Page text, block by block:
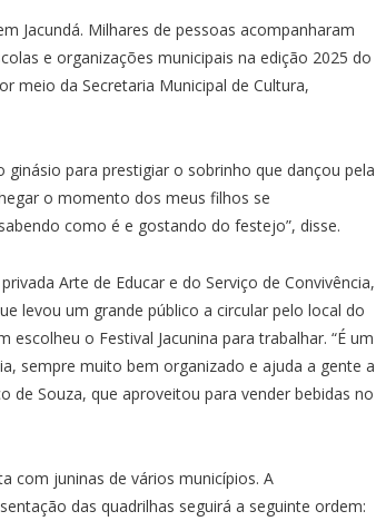
Jacundá. Milhares de pessoas acompanharam
e organizações municipais na edição 2025 do
meio da Secretaria Municipal de Cultura,
para prestigiar o sobrinho que dançou pela
o momento dos meus filhos se
como é e gostando do festejo”, disse.
Arte de Educar e do Serviço de Convivência,
levou um grande público a circular pelo local do
o Festival Jacunina para trabalhar. “É um
sempre muito bem organizado e ajuda a gente a
de Souza, que aproveitou para vender bebidas no
com juninas de vários municípios. A
das quadrilhas seguirá a seguinte ordem: